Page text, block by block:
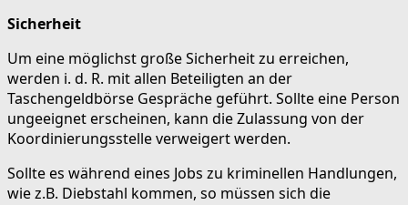
Sicherheit
Um eine möglichst große Sicherheit zu erreichen,
werden i. d. R. mit allen Beteiligten an der
Taschengeldbörse Gespräche geführt. Sollte eine Person
ungeeignet erscheinen, kann die Zulassung von der
Koordinierungsstelle verweigert werden.
Sollte es während eines Jobs zu kriminellen Handlungen,
wie z.B. Diebstahl kommen, so müssen sich die